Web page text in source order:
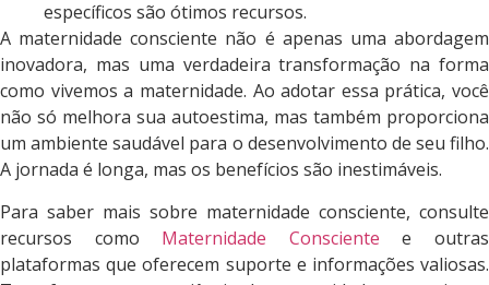
específicos são ótimos recursos.
A maternidade consciente não é apenas uma abordagem
inovadora, mas uma verdadeira transformação na forma
como vivemos a maternidade. Ao adotar essa prática, você
não só melhora sua autoestima, mas também proporciona
um ambiente saudável para o desenvolvimento de seu filho.
A jornada é longa, mas os benefícios são inestimáveis.
Para saber mais sobre maternidade consciente, consulte
recursos como Maternidade Consciente e outras
plataformas que oferecem suporte e informações valiosas.